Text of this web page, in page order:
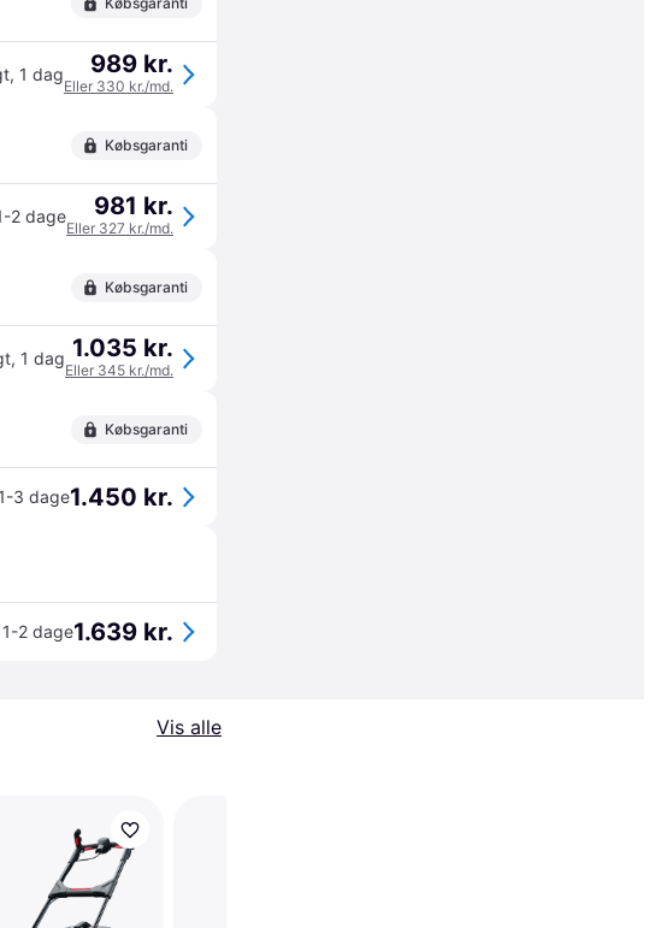
, 1 dag 989 kr.
Eller 330 kr./md.
Købsgaranti
2 dage 981 kr.
Eller 327 kr./md.
Købsgaranti
, 1 dag 1.035 kr.
Eller 345 kr./md.
Købsgaranti
1-3 dage1.450 kr.
1-2 dage1.639 kr.
Vis alle